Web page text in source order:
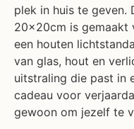
plek in huis te geven.
20x20cm is gemaakt
een houten
van glas, hout en
uitstraling die past in
cadeau voor
gewoon om jezelf te